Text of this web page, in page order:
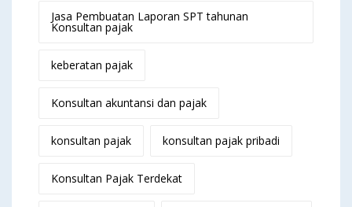
Jasa Pembuatan Laporan SPT tahunan
Konsultan pajak
keberatan pajak
Konsultan akuntansi dan pajak
konsultan pajak konsultan pajak pribadi
Konsultan Pajak Terdekat